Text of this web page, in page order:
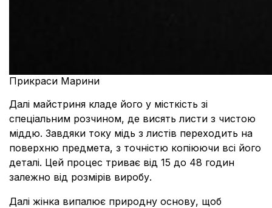
Прикраси Марини
Далі майстриня кладе його у місткість зі
спеціальним розчином, де висять листи з чистою
міддю. Завдяки току мідь з листів переходить на
поверхню предмета, з точністю копіюючи всі його
деталі. Цей процес триває від 15 до 48 годин
залежно від розмірів виробу.
Далі жінка випалює природну основу, щоб